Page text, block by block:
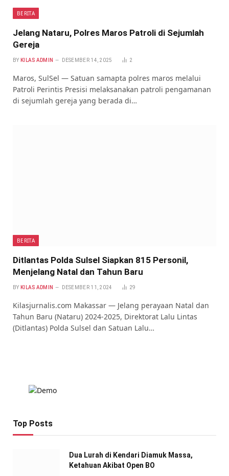
BERITA
Jelang Nataru, Polres Maros Patroli di Sejumlah
Gereja
BY KILAS ADMIN DESEMBER 14, 2025 2
Maros, SulSel — Satuan samapta polres maros melalui
Patroli Perintis Presisi melaksanakan patroli pengamanan
di sejumlah gereja yang berada di…
BERITA
Ditlantas Polda Sulsel Siapkan 815 Personil,
Menjelang Natal dan Tahun Baru
BY KILAS ADMIN DESEMBER 11, 2024 29
Kilasjurnalis.com Makassar — Jelang perayaan Natal dan
Tahun Baru (Nataru) 2024-2025, Direktorat Lalu Lintas
(Ditlantas) Polda Sulsel dan Satuan Lalu…
Top Posts
Dua Lurah di Kendari Diamuk Massa,
Ketahuan Akibat Open BO